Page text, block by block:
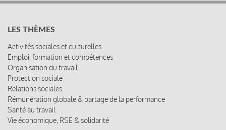
LES THÈMES
Activités sociales et culturelles
Emploi, formation et compétences
Organisation du travail
Protection sociale
Relations sociales
Rémunération globale & partage de la performance
Santé au travail
Vie économique, RSE & solidarité